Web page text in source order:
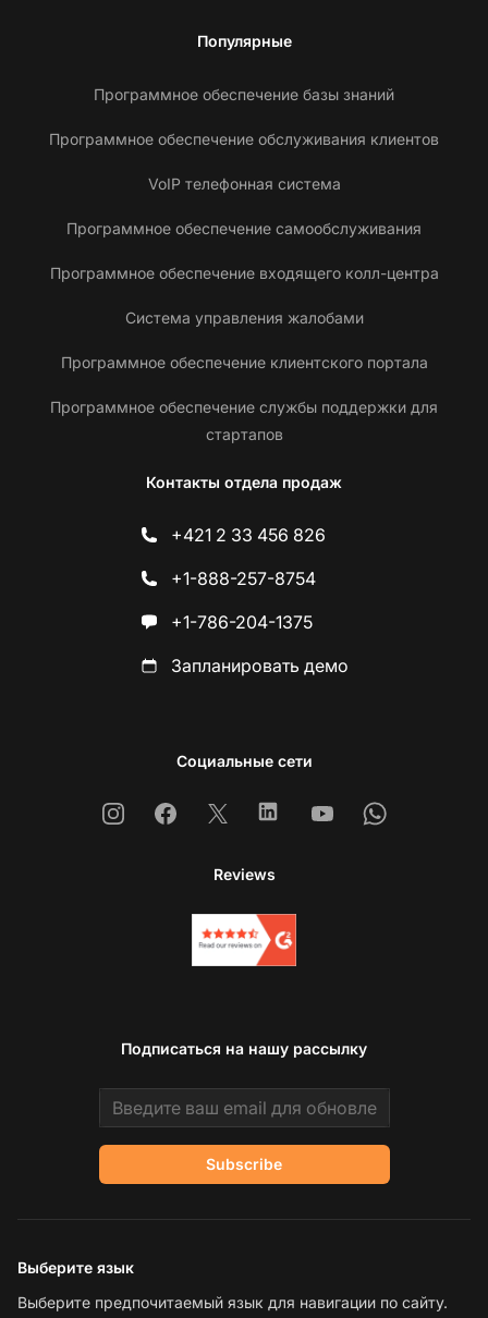
Популярные
Программное обеспечение базы знаний
Программное обеспечение обслуживания клиентов
VoIP телефонная система
Программное обеспечение самообслуживания
Программное обеспечение входящего колл-центра
Система управления жалобами
Программное обеспечение клиентского портала
Программное обеспечение службы поддержки для
стартапов
Контакты отдела продаж
+421 2 33 456 826
+1-888-257-8754
+1-786-204-1375
Запланировать демо
Социальные сети
InstagramFacebook
X LinkedinYoutubeWhatsapp
Reviews
Подписаться на нашу рассылку
Email address
Subscribe
Выберите язык
Выберите предпочитаемый язык для навигации по сайту.